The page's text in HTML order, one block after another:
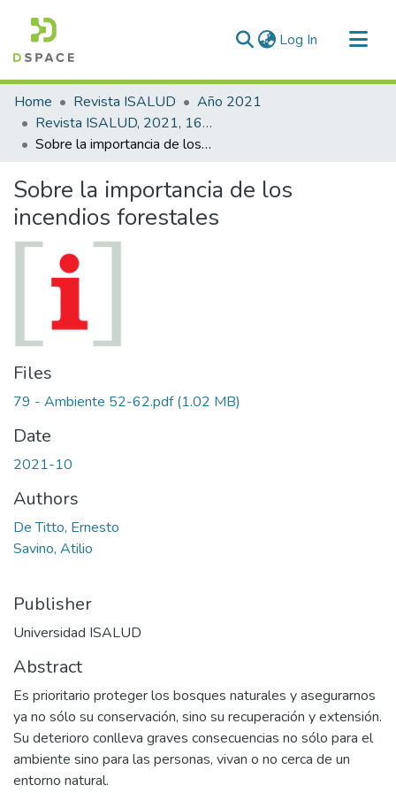
Log In (current)
Communities & Collections
All of DSpace
Statistics
Home Revista ISALUD
Año 2021
Revista ISALUD, 2021, 16(79)
Sobre la importancia de los incendios forestales
Sobre la importancia de los
incendios forestales
Files
79 - Ambiente 52-62.pdf(1.02 MB)
Date
2021-10
Authors
De Titto, Ernesto
Savino, Atilio
Publisher
Universidad ISALUD
Abstract
Es prioritario proteger los bosques naturales y asegurarnos
ya no sólo su conservación, sino su recuperación y extensión.
Su deterioro conlleva graves consecuencias no sólo para el
ambiente sino para las personas, vivan o no cerca de un
entorno natural.